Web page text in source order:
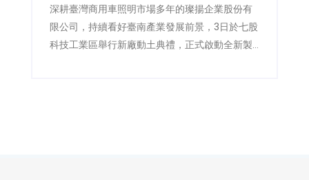
深耕臺灣商用車照明市場多年的璨揚企業股份有
限公司，持續看好臺南產業發展前景，3日於七股
科技工業區舉行新廠動土典禮，正式啟動全新製